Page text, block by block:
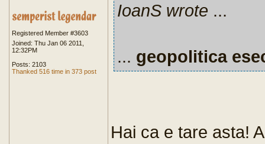
Registered Member #3603
Joined: Thu Jan 06 2011,
12:32PM
Posts: 2103
Thanked 516 time in 373 post
IoanS wrote ...
... geopolitica
Hai ca e tare asta!